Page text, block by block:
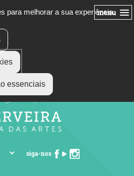
para melhorar a sua experiência.
essenciais
menu
siga-nos